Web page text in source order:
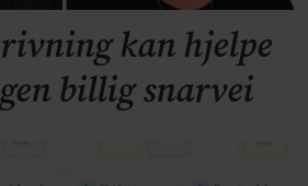
kan hjelpe
billig snarvei